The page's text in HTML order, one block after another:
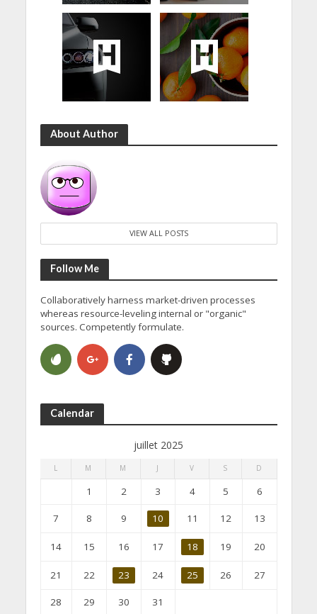
About Author
VIEW ALL POSTS
Follow Me
Collaboratively harness market-driven processes
whereas resource-leveling internal or "organic"
sources. Competently formulate.
Calendar
juillet 2025
L M M J V S D
1 2 3 4 5 6
7 8 9 10 11 12 13
14 15 16 17 18 19 20
21 22 23 24 25 26 27
28 29 30 31